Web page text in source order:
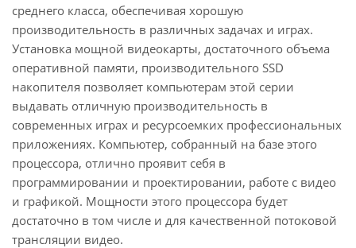
среднего класса, обеспечивая хорошую
производительность в различных задачах и играх.
Установка мощной видеокарты, достаточного объема
оперативной памяти, производительного SSD
накопителя позволяет компьютерам этой серии
выдавать отличную производительность в
современных играх и ресурсоемких профессиональных
приложениях. Компьютер, собранный на базе этого
процессора, отлично проявит себя в
программировании и проектировании, работе с видео
и графикой. Мощности этого процессора будет
достаточно в том числе и для качественной потоковой
трансляции видео.